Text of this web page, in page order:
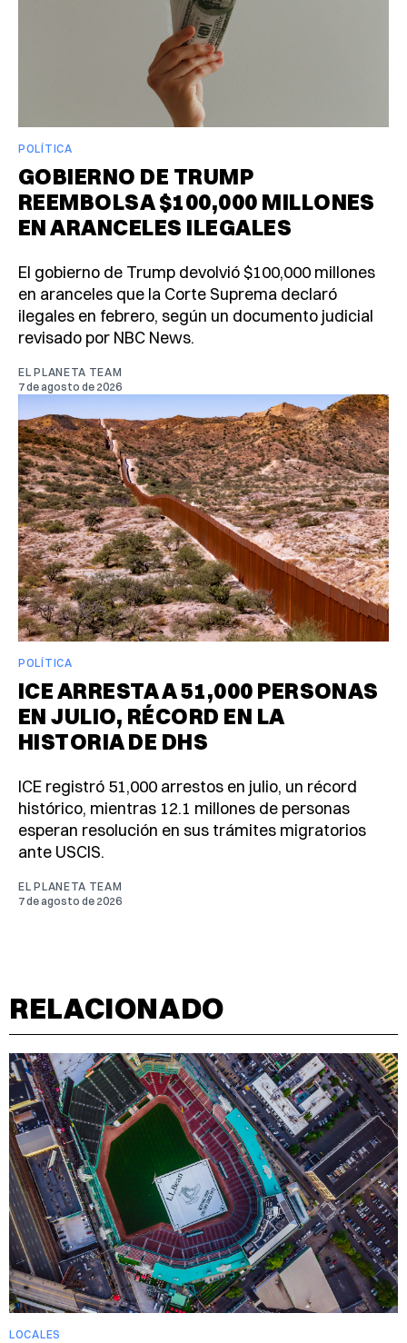
POLÍTICA
GOBIERNO DE TRUMP
REEMBOLSA $100,000 MILLONES
EN ARANCELES ILEGALES
El gobierno de Trump devolvió $100,000 millones
en aranceles que la Corte Suprema declaró
ilegales en febrero, según un documento judicial
revisado por NBC News.
EL PLANETA TEAM
7 de agosto de 2026
POLÍTICA
ICE ARRESTA A 51,000 PERSONAS
EN JULIO, RÉCORD EN LA
HISTORIA DE DHS
ICE registró 51,000 arrestos en julio, un récord
histórico, mientras 12.1 millones de personas
esperan resolución en sus trámites migratorios
ante USCIS.
EL PLANETA TEAM
7 de agosto de 2026
RELACIONADO
LOCALES